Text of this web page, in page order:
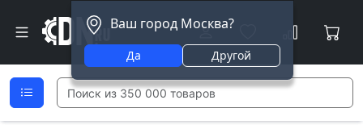
Ваш город Москва?
Да Другой